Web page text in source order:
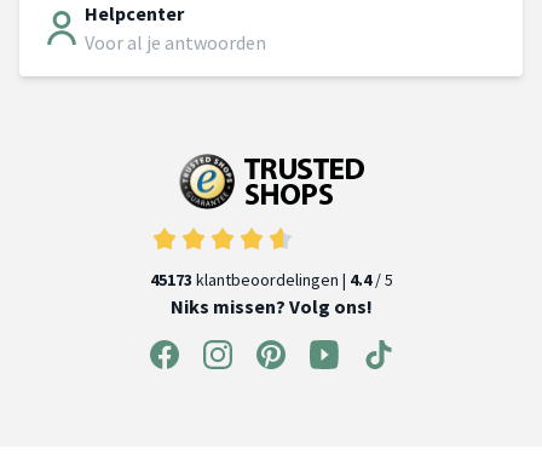
Helpcenter
Voor al je antwoorden
45173 klantbeoordelingen | 4.4/ 5
Niks missen? Volg ons!